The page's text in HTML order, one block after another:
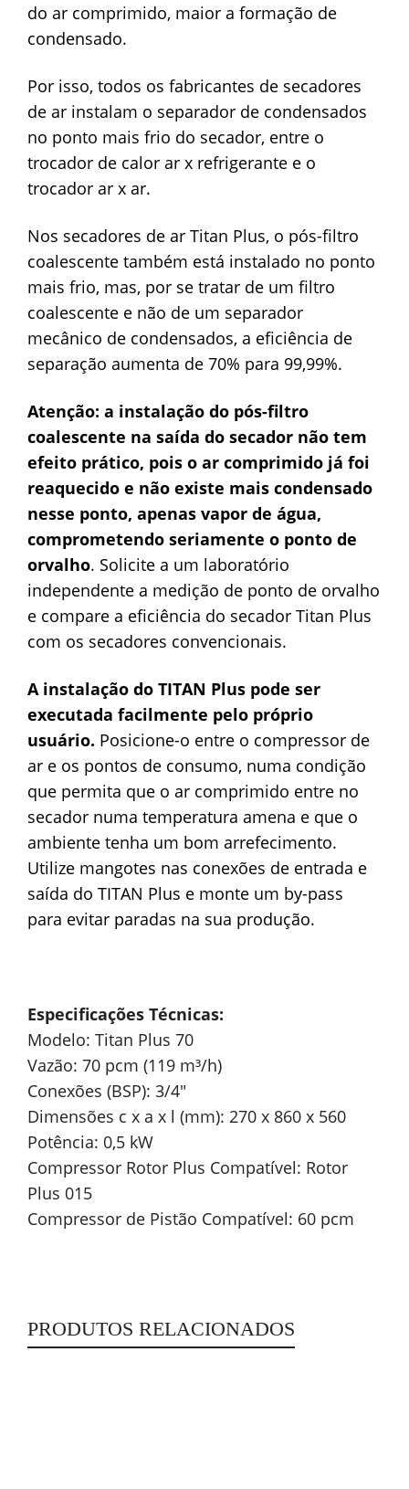
do ar comprimido, maior a formação de
condensado.
Por isso, todos os fabricantes de secadores
de ar instalam o separador de condensados
no ponto mais frio do secador, entre o
trocador de calor ar x refrigerante e o
trocador ar x ar.
Nos secadores de ar Titan Plus, o pós-filtro
coalescente também está instalado no ponto
mais frio, mas, por se tratar de um filtro
coalescente e não de um separador
mecânico de condensados, a eficiência de
separação aumenta de 70% para 99,99%.
Atenção: a instalação do pós-filtro
coalescente na saída do secador não tem
efeito prático, pois o ar comprimido já foi
reaquecido e não existe mais condensado
nesse ponto, apenas vapor de água,
comprometendo seriamente o ponto de
orvalho. Solicite a um laboratório
independente a medição de ponto de orvalho
e compare a eficiência do secador Titan Plus
com os secadores convencionais.
A instalação do TITAN Plus pode ser
executada facilmente pelo próprio
usuário. Posicione-o entre o compressor de
ar e os pontos de consumo, numa condição
que permita que o ar comprimido entre no
secador numa temperatura amena e que o
ambiente tenha um bom arrefecimento.
Utilize mangotes nas conexões de entrada e
saída do TITAN Plus e monte um by-pass
para evitar paradas na sua produção.
Especificações Técnicas:
Modelo: Titan Plus 70
Vazão: 70 pcm (119 m³/h)
Conexões (BSP): 3/4″
Dimensões c x a x l (mm): 270 x 860 x 560
Potência: 0,5 kW
Compressor Rotor Plus Compatível: Rotor
Plus 015
Compressor de Pistão Compatível: 60 pcm
PRODUTOS RELACIONADOS